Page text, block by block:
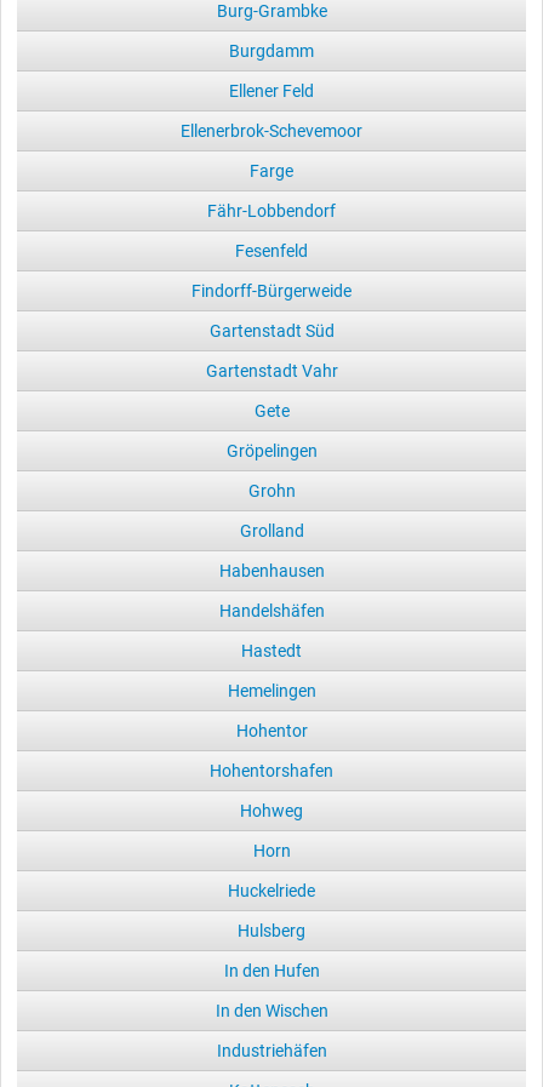
Burg-Grambke
Burgdamm
Ellener Feld
Ellenerbrok-Schevemoor
Farge
Fähr-Lobbendorf
Fesenfeld
Findorff-Bürgerweide
Gartenstadt Süd
Gartenstadt Vahr
Gete
Gröpelingen
Grohn
Grolland
Habenhausen
Handelshäfen
Hastedt
Hemelingen
Hohentor
Hohentorshafen
Hohweg
Horn
Huckelriede
Hulsberg
In den Hufen
In den Wischen
Industriehäfen